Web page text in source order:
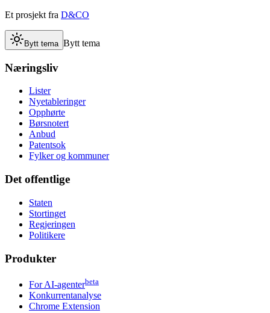
Et prosjekt fra D&CO
Bytt tema Bytt tema
Næringsliv
Lister
Nyetableringer
Opphørte
Børsnotert
Anbud
Patentsok
Fylker og kommuner
Det offentlige
Staten
Stortinget
Regjeringen
Politikere
Produkter
For AI-agenterbeta
Konkurrentanalyse
Chrome Extension